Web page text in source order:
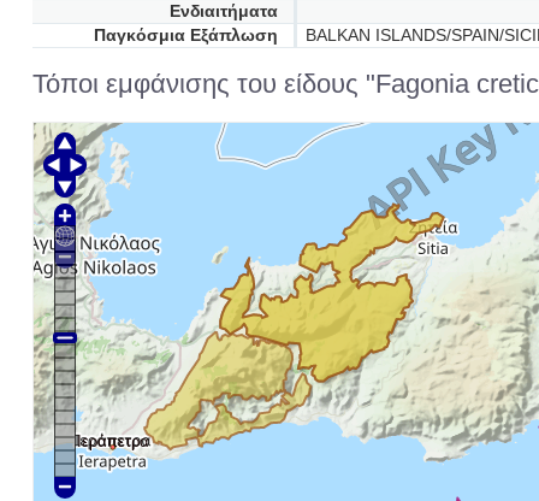
Ενδιαιτήματα
Παγκόσμια Εξάπλωση
BALKAN ISLANDS/SPAIN/
Τόποι εμφάνισης του είδους "Fagonia
Ιεράπετρα